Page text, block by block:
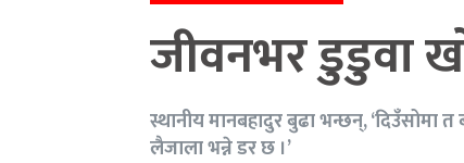
जीवनभर डुडुवा
स्थानीय मानबहादुर बुढा भन्छन्, ‘दिउँसोमा
लैजाला भन्ने डर छ ।’